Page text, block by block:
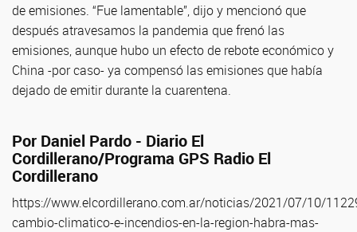
de emisiones. “Fue lamentable”, dijo y mencionó que
después atravesamos la pandemia que frenó las
emisiones, aunque hubo un efecto de rebote económico y
China -por caso- ya compensó las emisiones que había
dejado de emitir durante la cuarentena.
Por Daniel Pardo - Diario El
Cordillerano/Programa GPS Radio El
Cordillerano
https://www.elcordillerano.com.ar/noticias/2021/07/10/
cambio-climatico-e-incendios-en-la-region-habra-mas-